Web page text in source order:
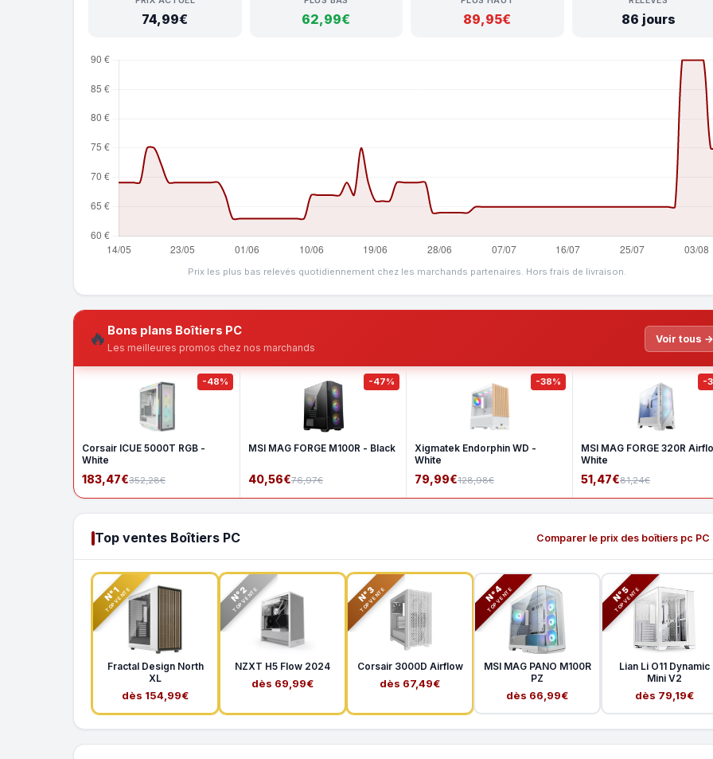
74,99€ 62,99€ 89,95€ 86 jours
Prix les plus bas relevés quotidiennement chez les marchands partenaires. Hors frais de livraison.
🔥 Bons plans Boîtiers PC
Les meilleures promos chez nos marchands
Voir tous →
-48%
Corsair ICUE 5000T RGB -
White
183,47€352,28€
-47%
MSI MAG FORGE M100R - Black
40,56€76,97€
-38%
Xigmatek Endorphin WD -
White
79,99€128,98€
-
MSI MAG FORGE 320R
White
51,47€81,24€
Top ventes Boîtiers PC Comparer le prix des boîtiers pc
N°1
TOP VENTE
Fractal Design North
XL
dès 154,99€
N°2
TOP VENTE
NZXT H5 Flow 2024
dès 69,99€
N°3
TOP VENTE
Corsair 3000D Airflow
dès 67,49€
N°4
TOP VENTE
MSI MAG PANO M100R
PZ
dès 66,99€
N°5
TOP VENTE
Lian Li O11 Dynamic
Mini V2
dès 79,19€